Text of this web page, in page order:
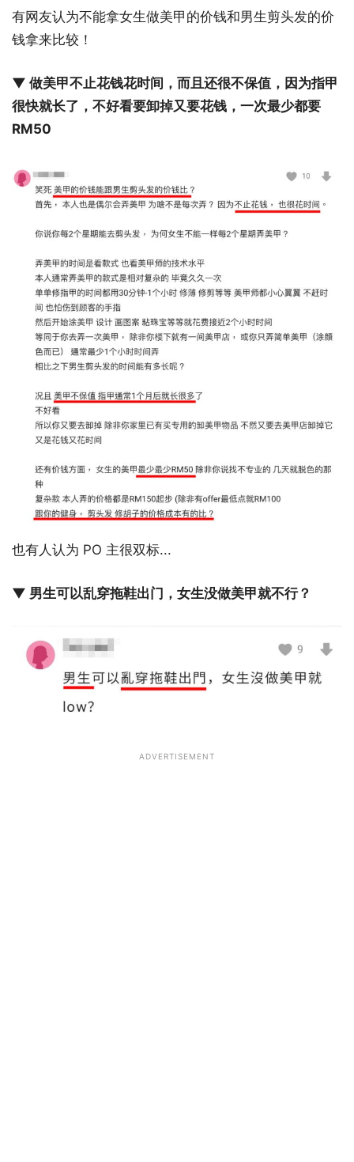
有网友认为不能拿女生做美甲的价钱和男生剪头发的价
钱拿来比较！
▼ 做美甲不止花钱花时间，而且还很不保值，因为指甲
很快就长了，不好看要卸掉又要花钱，一次最少都要
RM50
也有人认为 PO 主很双标...
▼ 男生可以乱穿拖鞋出门，女生没做美甲就不行？
ADVERTISEMENT